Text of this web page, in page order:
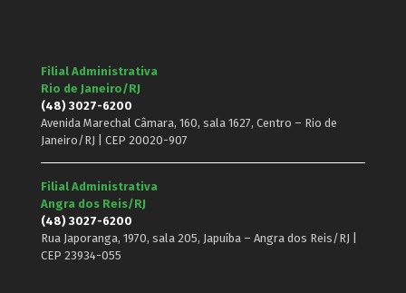
Filial Administrativa
Rio de Janeiro/RJ
(48) 3027-6200
Avenida Marechal Câmara, 160, sala 1627, Centro – Rio de
Janeiro/RJ | CEP 20020-907
Filial Administrativa
Angra dos Reis/RJ
(48) 3027-6200
Rua Japoranga, 1970, sala 205, Japuíba – Angra dos Reis/RJ |
CEP 23934-055